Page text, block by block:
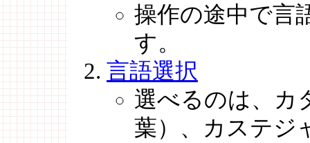
操作の途中で言
す。
言語選択
選べるのは、カ
葉）、カステジ